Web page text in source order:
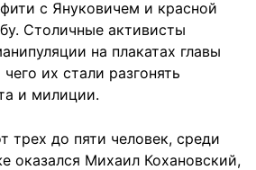
с Януковичем и красной
Столичные активисты
на плакатах главы
их стали разгонять
и милиции.
трех до пяти человек, среди
оказался Михаил Кохановский,